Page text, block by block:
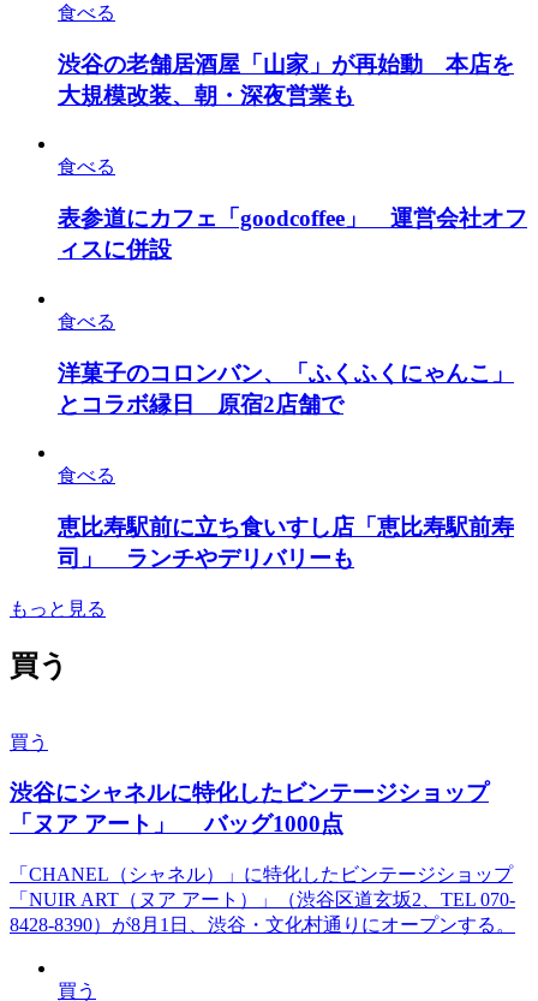
食べる
渋谷の老舗居酒屋「山家」が再始動 本店を
大規模改装、朝・深夜営業も
食べる
表参道にカフェ「goodcoffee」 運営会社オフ
ィスに併設
食べる
洋菓子のコロンバン、「ふくふくにゃんこ」
とコラボ縁日 原宿2店舗で
食べる
恵比寿駅前に立ち食いすし店「恵比寿駅前寿
司」 ランチやデリバリーも
もっと見る
買う
買う
渋谷にシャネルに特化したビンテージショップ
「ヌア アート」 バッグ1000点
「CHANEL（シャネル）」に特化したビンテージショップ
「NUIR ART（ヌア アート）」（渋谷区道玄坂2、TEL 070-
8428-8390）が8月1日、渋谷・文化村通りにオープンする。
買う